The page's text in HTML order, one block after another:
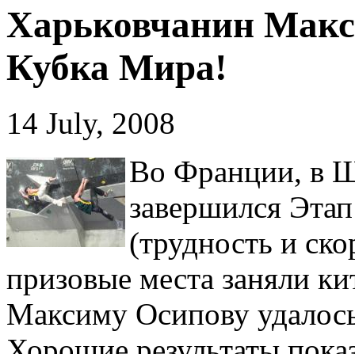
Харьковчанин
Кубка Мира!
14 July, 2008
Во Франции, в
завершился
(трудность и
призовые места заняли
Максиму Осипову